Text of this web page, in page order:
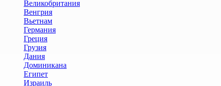
Великобритания
Венгрия
Вьетнам
Германия
Греция
Грузия
Дания
Доминикана
Египет
Израиль